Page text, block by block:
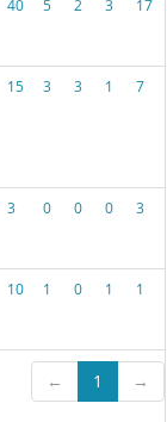
40 5 2 3 17
15 3 3 1 7
3 0 0 0 3
10 1 0 1 1
← 1 →